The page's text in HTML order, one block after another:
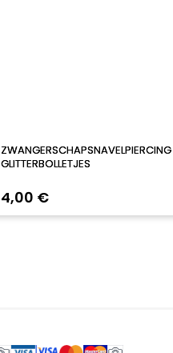
GLITTERBOLLETJES
4,00 €